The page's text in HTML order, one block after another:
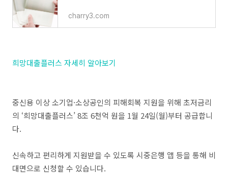
charry3.com
희망대출플러스 자세히 알아보기
중신용 이상 소기업·소상공인의 피해회복 지원을 위해 초저금리
의 ‘희망대출플러스’ 8조 6천억 원을 1월 24일(월)부터 공급합니
다.
신속하고 편리하게 지원받을 수 있도록 시중은행 앱 등을 통해 비
대면으로 신청할 수 있습니다.